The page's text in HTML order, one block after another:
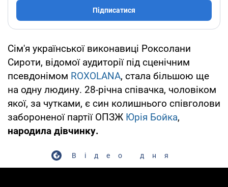
Підписатися
Сім'я української виконавиці Роксолани
Сироти, відомої аудиторії під сценічним
псевдонімом ROXOLANA, стала більшою ще
на одну людину. 28-річна співачка, чоловіком
якої, за чутками, є син колишнього співголови
забороненої партії ОПЗЖ Юрія Бойка,
народила дівчинку.
Відео дня